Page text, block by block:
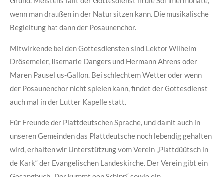
wenn man draußen in der Natur sitzen kann. Die musikalische
Begleitung hat dann der Posaunenchor.
Mitwirkende bei den Gottesdiensten sind Lektor Wilhelm
Drösemeier, Ilsemarie Dangers und Hermann Ahrens oder
Maren Pauselius-Gallon. Bei schlechtem Wetter oder wenn
der Posaunenchor nicht spielen kann, findet der Gottesdienst
auch mal in der Lutter Kapelle statt.
Für Freunde der Plattdeutschen Sprache, und damit auch in
unseren Gemeinden das Plattdeutsche noch lebendig gehalten
wird, erhalten wir Unterstützung vom Verein „Plattdüütsch in
de Kark“ der Evangelischen Landeskirche. Der Verein gibt ein